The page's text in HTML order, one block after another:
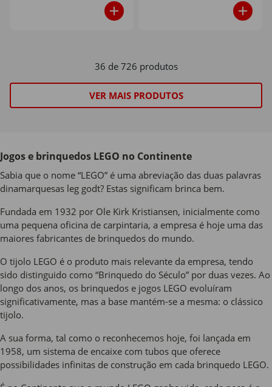
36 de 726 produtos
VER MAIS PRODUTOS
Jogos e brinquedos LEGO no Continente
Sabia que o nome “LEGO” é uma abreviação das duas palavras
dinamarquesas leg godt? Estas significam brinca bem.
Fundada em 1932 por Ole Kirk Kristiansen, inicialmente como
uma pequena oficina de carpintaria, a empresa é hoje uma das
maiores fabricantes de brinquedos do mundo.
O tijolo LEGO é o produto mais relevante da empresa, tendo
sido distinguido como “Brinquedo do Século” por duas vezes. Ao
longo dos anos, os brinquedos e jogos LEGO evoluíram
significativamente, mas a base mantém-se a mesma: o clássico
tijolo.
A sua forma, tal como o reconhecemos hoje, foi lançada em
1958, um sistema de encaixe com tubos que oferece
possibilidades infinitas de construção em cada brinquedo LEGO.